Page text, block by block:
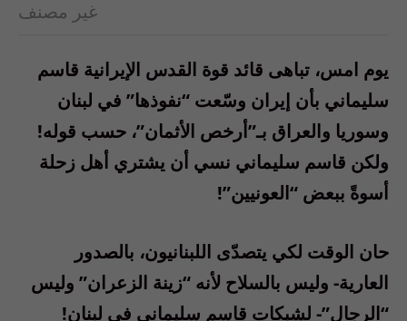
غير مصنف
يوم امس، تباهى قائد قوة القدس الإيرانية قاسم
سليماني بأن إيران وسّعت “نفوذها” في لبنان
وسوريا والعراق بـ”أرخص الأثمان”، حسب قوله!
ولكن قاسم سليماني نسي أن يشتري أهل زحلة
أسوةً ببعض “العونيين”!
حان الوقت لكي يتصدّى اللبنانيون، بالصدور
العارية- وليس بالسلاح لأنه “زينة الزعران” وليس
“الرجال”- لشبكات قاسم سليماني في لبنان!